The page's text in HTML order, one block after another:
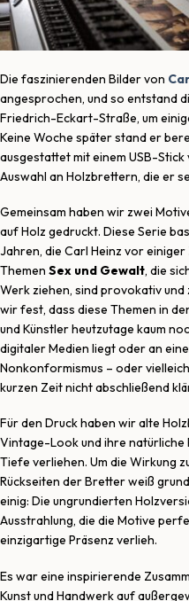
Die faszinierenden Bilder von
angesprochen, und so entstand
Friedrich-Eckart-Straße, um
Keine Woche später stand er
ausgestattet mit einem USB-
Auswahl an Holzbrettern, die er
Gemeinsam haben wir zwei
auf Holz gedruckt. Diese Serie
Jahren, die Carl Heinz vor
Themen Sex und Gewalt, die
Werk ziehen, sind provokativ
wir fest, dass diese Themen in
und Künstler heutzutage kaum
digitaler Medien liegt oder an
Nonkonformismus – oder
kurzen Zeit nicht abschließend
Für den Druck haben wir alte
Vintage-Look und ihre natürliche
Tiefe verliehen. Um die Wirkung
Rückseiten der Bretter weiß
einig: Die ungrundierten
Ausstrahlung, die die Motive
einzigartige Präsenz verlieh.
Es war eine inspirierende
Kunst und Handwerk auf